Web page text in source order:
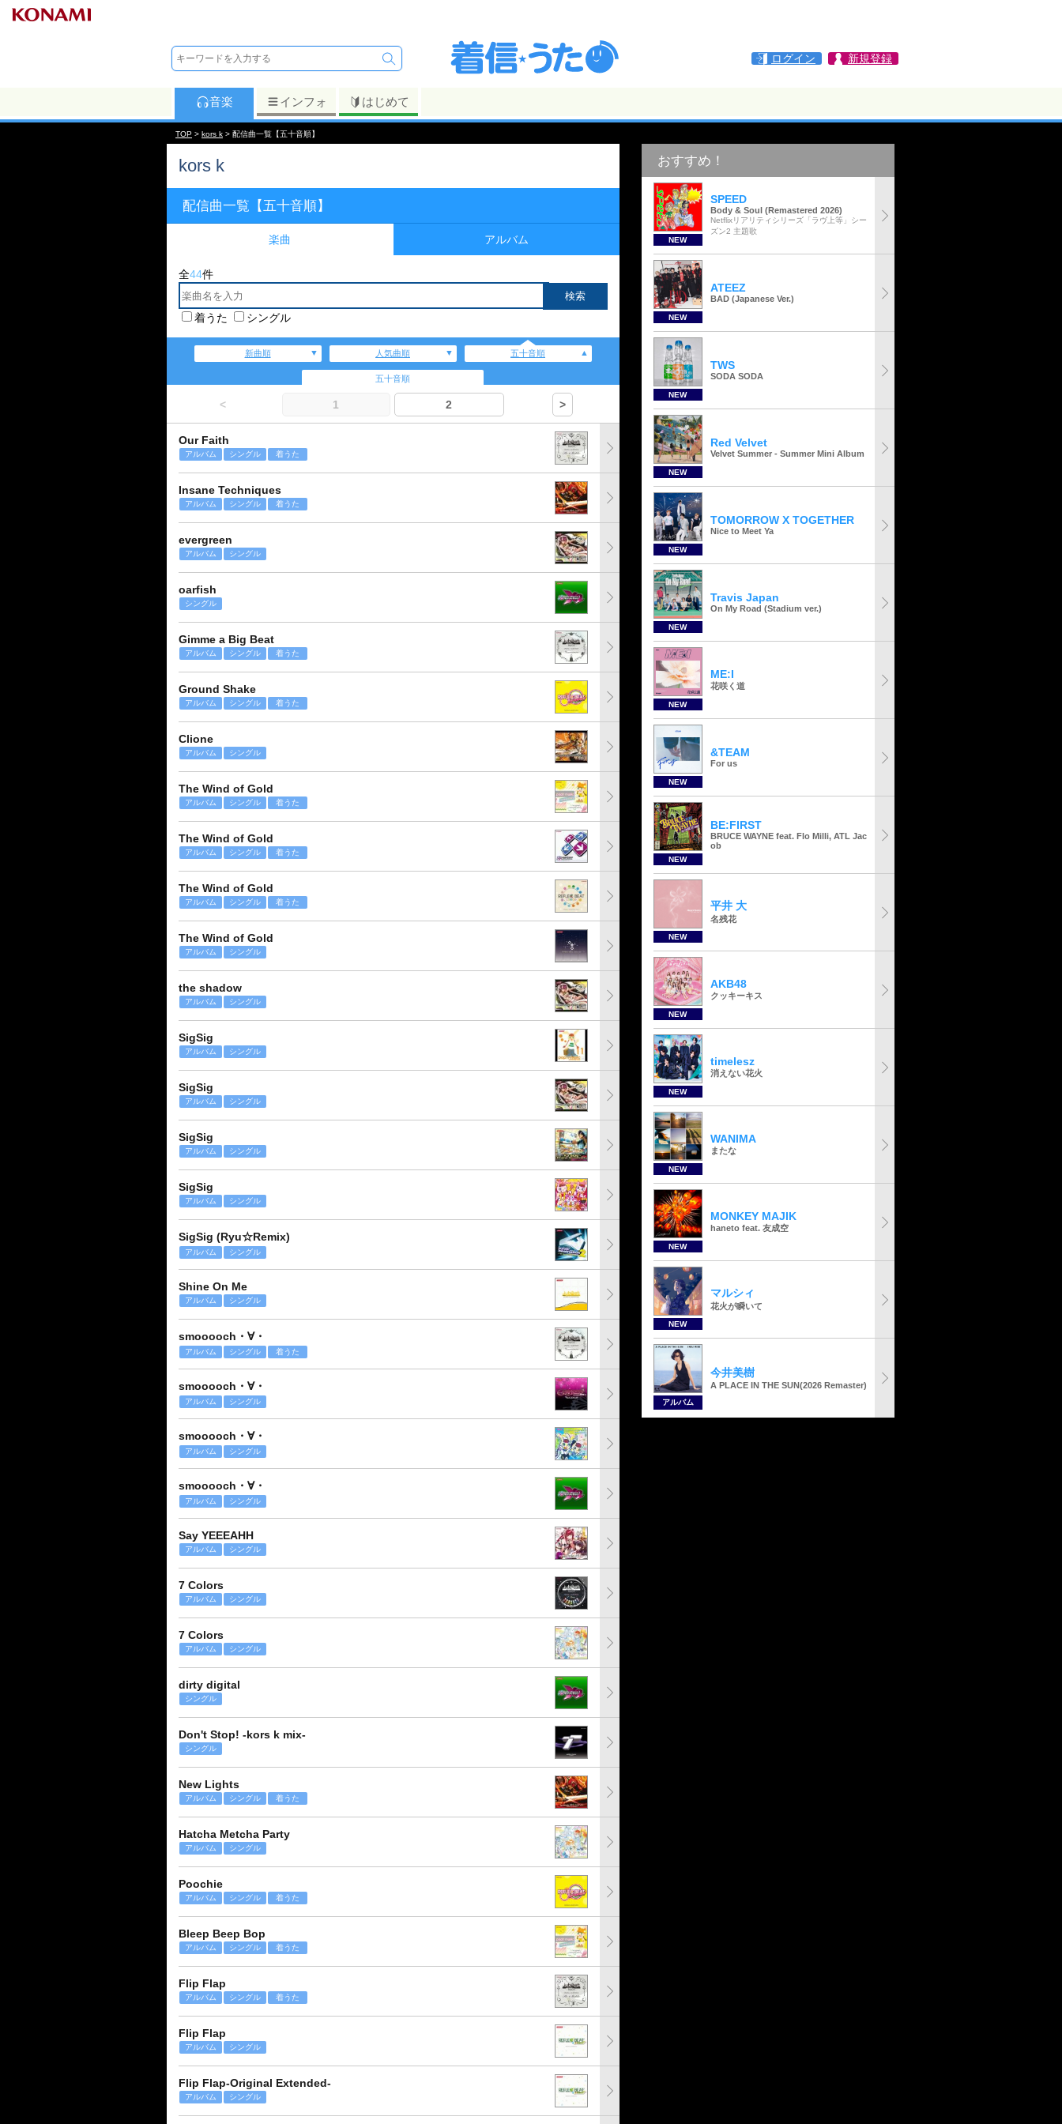
ログイン 新規登録
音楽 インフォ はじめて
TOP > kors k > 配信曲一覧【五十音順】
kors k
配信曲一覧【五十音順】
楽曲 アルバム
全44件
着うた シングル
新曲順 人気曲順 五十音順
五十音順
< 1 2 >
Our Faith
アルバム シングル 着うた
Insane Techniques
アルバム シングル 着うた
evergreen
アルバム シングル
oarfish
シングル
Gimme a Big Beat
アルバム シングル 着うた
Ground Shake
アルバム シングル 着うた
Clione
アルバム シングル
The Wind of Gold
アルバム シングル 着うた
The Wind of Gold
アルバム シングル 着うた
The Wind of Gold
アルバム シングル 着うた
The Wind of Gold
アルバム シングル
the shadow
アルバム シングル
SigSig
アルバム シングル
SigSig
アルバム シングル
SigSig
アルバム シングル
SigSig
アルバム シングル
SigSig (Ryu☆Remix)
アルバム シングル
Shine On Me
アルバム シングル
smooooch・∀・
アルバム シングル 着うた
smooooch・∀・
アルバム シングル
smooooch・∀・
アルバム シングル
smooooch・∀・
アルバム シングル
Say YEEEAHH
アルバム シングル
7 Colors
アルバム シングル
7 Colors
アルバム シングル
dirty digital
シングル
Don't Stop! -kors k mix-
シングル
New Lights
アルバム シングル 着うた
Hatcha Metcha Party
アルバム シングル
Poochie
アルバム シングル 着うた
Bleep Beep Bop
アルバム シングル 着うた
Flip Flap
アルバム シングル 着うた
Flip Flap
アルバム シングル
Flip Flap-Original Extended-
アルバム シングル
おすすめ！
NEW
SPEED
Body & Soul (Remastered 2026)
Netflixリアリティシリーズ「ラヴ上等」シー
ズン2 主題歌
NEW
ATEEZ
BAD (Japanese Ver.)
NEW
TWS
SODA SODA
NEW
Red Velvet
Velvet Summer - Summer Mini Album
NEW
TOMORROW X TOGETHER
Nice to Meet Ya
NEW
Travis Japan
On My Road (Stadium ver.)
NEW
ME:I
花咲く道
NEW
&TEAM
For us
NEW
BE:FIRST
BRUCE WAYNE feat. Flo Milli, ATL Jac
ob
NEW
平井 大
名残花
NEW
AKB48
クッキーキス
NEW
timelesz
消えない花火
NEW
WANIMA
またな
NEW
MONKEY MAJIK
haneto feat. 友成空
NEW
マルシィ
花火が瞬いて
アルバム
今井美樹
A PLACE IN THE SUN(2026 Remaster)